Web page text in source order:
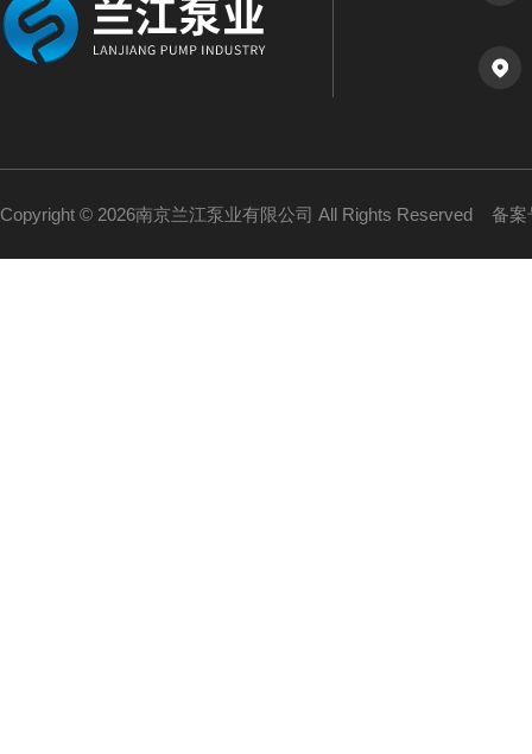
Copyright © 2026南京兰江泵业有限公司 All Rights Reserved 备案